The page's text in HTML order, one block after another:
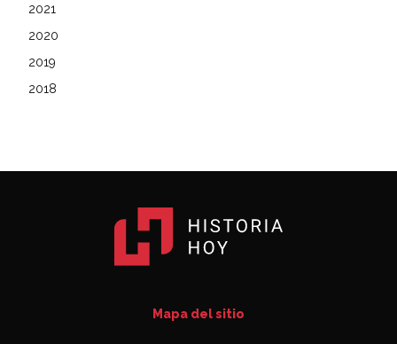
2021
2020
2019
2018
Mapa del sitio